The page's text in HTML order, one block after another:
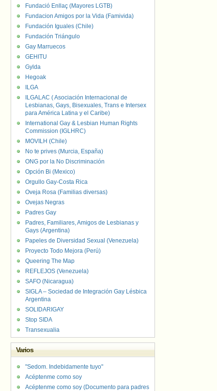
Fundació Enllaç (Mayores LGTB)
Fundacion Amigos por la Vida (Famivida)
Fundación Iguales (Chile)
Fundación Triángulo
Gay Marruecos
GEHITU
Gylda
Hegoak
ILGA
ILGALAC ( Asociación Internacional de
Lesbianas, Gays, Bisexuales, Trans e Intersex
para América Latina y el Caribe)
International Gay & Lesbian Human Rights
Commission (IGLHRC)
MOVILH (Chile)
No te prives (Murcia, España)
ONG por la No Discriminación
Opción Bi (Mexico)
Orgullo Gay-Costa Rica
Oveja Rosa (Familias diversas)
Ovejas Negras
Padres Gay
Padres, Familiares, Amigos de Lesbianas y
Gays (Argentina)
Papeles de Diversidad Sexual (Venezuela)
Proyecto Todo Mejora (Perú)
Queering The Map
REFLEJOS (Venezuela)
SAFO (Nicaragua)
SIGLA – Sociedad de Integración Gay Lésbica
Argentina
SOLIDARIGAY
Stop SIDA
Transexualia
Varios
"Sedom. Indebidamente tuyo"
Acéptenme como soy
Acéptenme como soy (Documento para padres